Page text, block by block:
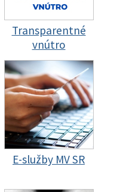
Transparentné
vnútro
E-služby MV SR